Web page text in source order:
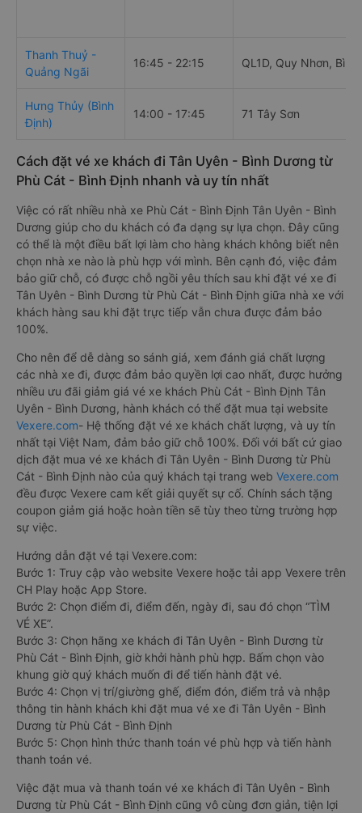
Thanh Thuỷ -
Quảng Ngãi
16:45 - 22:15 QL1D, Quy Nhơn,
Hưng Thủy (Bình
Định)
14:00 - 17:45 71 Tây Sơn
Cách đặt vé xe khách đi Tân Uyên - Bình Dương từ
Phù Cát - Bình Định nhanh và uy tín nhất
Việc có rất nhiều nhà xe Phù Cát - Bình Định Tân Uyên - Bình
Dương giúp cho du khách có đa dạng sự lựa chọn. Đây cũng
có thể là một điều bất lợi làm cho hàng khách không biết nên
chọn nhà xe nào là phù hợp với mình. Bên cạnh đó, việc đảm
bảo giữ chỗ, có được chỗ ngồi yêu thích sau khi đặt vé xe đi
Tân Uyên - Bình Dương từ Phù Cát - Bình Định giữa nhà xe với
khách hàng sau khi đặt trực tiếp vẫn chưa được đảm bảo
100%.
Cho nên để dễ dàng so sánh giá, xem đánh giá chất lượng
các nhà xe đi, được đảm bảo quyền lợi cao nhất, được hưởng
nhiều ưu đãi giảm giá vé xe khách Phù Cát - Bình Định Tân
Uyên - Bình Dương, hành khách có thể đặt mua tại website
Vexere.com- Hệ thống đặt vé xe khách chất lượng, và uy tín
nhất tại Việt Nam, đảm bảo giữ chỗ 100%. Đối với bất cứ giao
dịch đặt mua vé xe khách đi Tân Uyên - Bình Dương từ Phù
Cát - Bình Định nào của quý khách tại trang web Vexere.com
đều được Vexere cam kết giải quyết sự cố. Chính sách tặng
coupon giảm giá hoặc hoàn tiền sẽ tùy theo từng trường hợp
sự việc.
Hướng dẫn đặt vé tại Vexere.com:
Bước 1: Truy cập vào website Vexere hoặc tải app Vexere trên
CH Play hoặc App Store.
Bước 2: Chọn điểm đi, điểm đến, ngày đi, sau đó chọn “TÌM
VÉ XE”.
Bước 3: Chọn hãng xe khách đi Tân Uyên - Bình Dương từ
Phù Cát - Bình Định, giờ khởi hành phù hợp. Bấm chọn vào
khung giờ quý khách muốn đi để tiến hành đặt vé.
Bước 4: Chọn vị trí/giường ghế, điểm đón, điểm trả và nhập
thông tin hành khách khi đặt mua vé xe đi Tân Uyên - Bình
Dương từ Phù Cát - Bình Định
Bước 5: Chọn hình thức thanh toán vé phù hợp và tiến hành
thanh toán vé.
Việc đặt mua và thanh toán vé xe khách đi Tân Uyên - Bình
Dương từ Phù Cát - Bình Định cũng vô cùng đơn giản, tiện lợi